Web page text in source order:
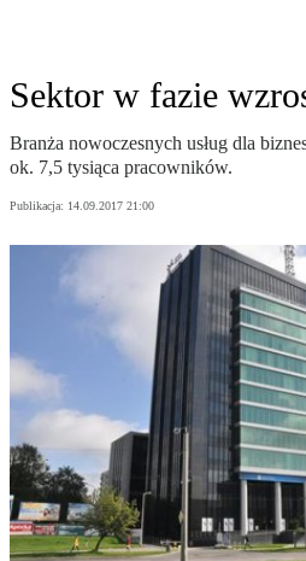
Sektor w fazie
Branża nowoczesnych usług dla
ok. 7,5 tysiąca pracowników.
Publikacja: 14.09.2017 21:00